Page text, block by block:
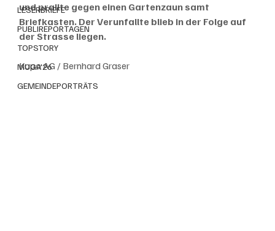
LESERBRIEFE
PUBLIREPORTAGEN
TOPSTORY
MUGA'26
GEMEINDEPORTRÄTS
und prallte gegen einen Gartenzaun samt
Briefkasten. Der Verunfallte blieb in der Folge auf
der Strasse liegen.
Kapo AG / Bernhard Graser